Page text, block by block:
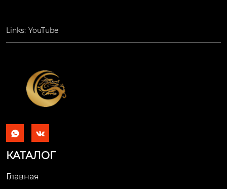
Links: YouTube
 
КАТАЛОГ
Главная